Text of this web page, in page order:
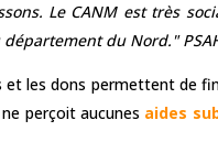
Le CANM est très
du Nord."
les dons permettent de
perçoit aucunes aides